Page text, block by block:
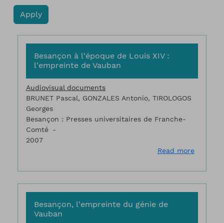
Besançon à l'époque de Louis XIV :
l'empreinte de Vauban
Audiovisual documents
BRUNET Pascal, GONZALES Antonio, TIROLOGOS
Georges
Besançon : Presses universitaires de Franche-
Comté
2007
Read moreabout
Besançon, l'empreinte du génie de
Vauban